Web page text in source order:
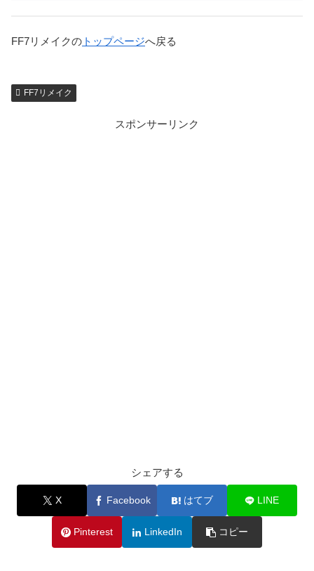
FF7リメイクの トップページへ戻る
FF7リメイク
スポンサーリンク
シェアする
X Facebook はてブ LINE
Pinterest LinkedIn コピー